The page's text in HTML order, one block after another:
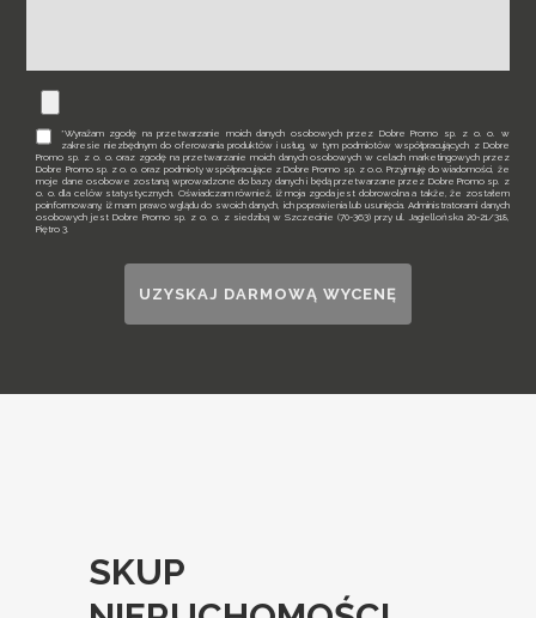
*Wyrażam zgodę na przetwarzanie moich danych osobowych przez Dobre Promo sp. z o. o. w
zakresie niezbędnym do oferowania produktów i usług, w tym podmiotów współpracujących z Dobre
Promo sp. z o. o. oraz zgodę na przetwarzanie moich danych osobowych w celach marketingowych przez
Dobre Promo sp. z o. o. oraz podmioty współpracujące z Dobre Promo sp. z o.o. Przyjmuję do wiadomości, że
moje dane osobowe zostaną wprowadzone do bazy danych i będą przetwarzane przez Dobre Promo sp. z
o. o. dla celów statystycznych. Oświadczam również, iż moja zgoda jest dobrowolna a także, że zostałem
poinformowany, iż mam prawo wglądu do swoich danych, ich poprawienia lub usunięcia. Administratorami danych
osobowych jest Dobre Promo sp. z o. o. z siedzibą w Szczecinie (70-363) przy ul. Jagiellońska 20-21/318,
Piętro 3.
SKUP